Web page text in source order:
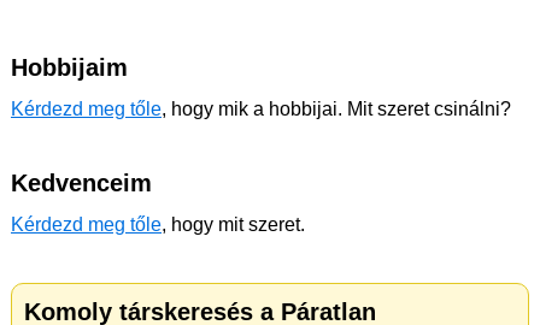
Hobbijaim
Kérdezd meg tőle, hogy mik a hobbijai. Mit szeret csinálni?
Kedvenceim
Kérdezd meg tőle, hogy mit szeret.
Komoly társkeresés a Páratlan